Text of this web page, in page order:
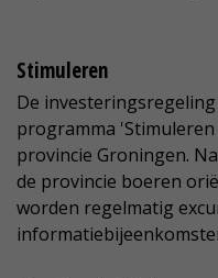
Stimuleren
De
programma
provincie Groningen.
de provincie boeren
worden regelmatig